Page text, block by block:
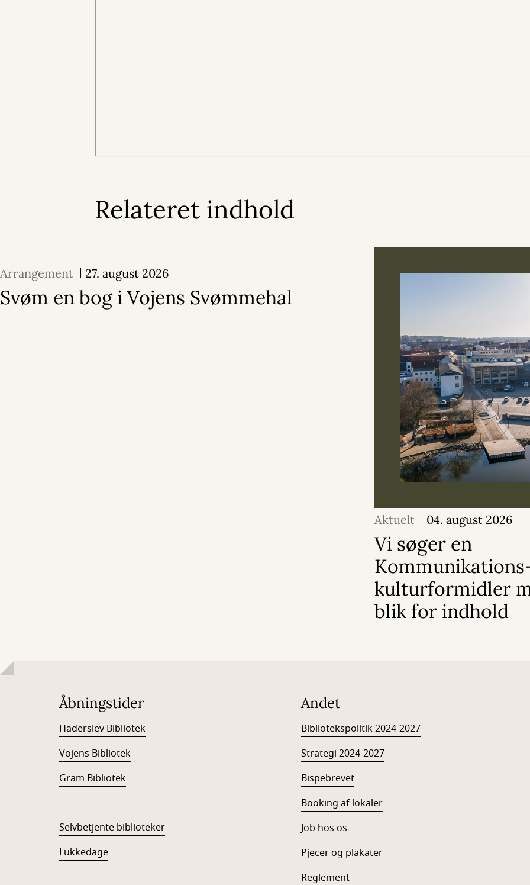
Relateret indhold
Arrangement 27. august 2026
Svøm en bog i Vojens Svømmehal
Aktuelt 04. august 2026
Vi søger en
kulturformidler
blik for indhold
Åbningstider
Haderslev Bibliotek
Vojens Bibliotek
Gram Bibliotek
Selvbetjente biblioteker
Lukkedage
Andet
Bibliotekspolitik 2024-2027
Strategi 2024-2027
Bispebrevet
Booking af lokaler
Job hos os
Pjecer og plakater
Reglement